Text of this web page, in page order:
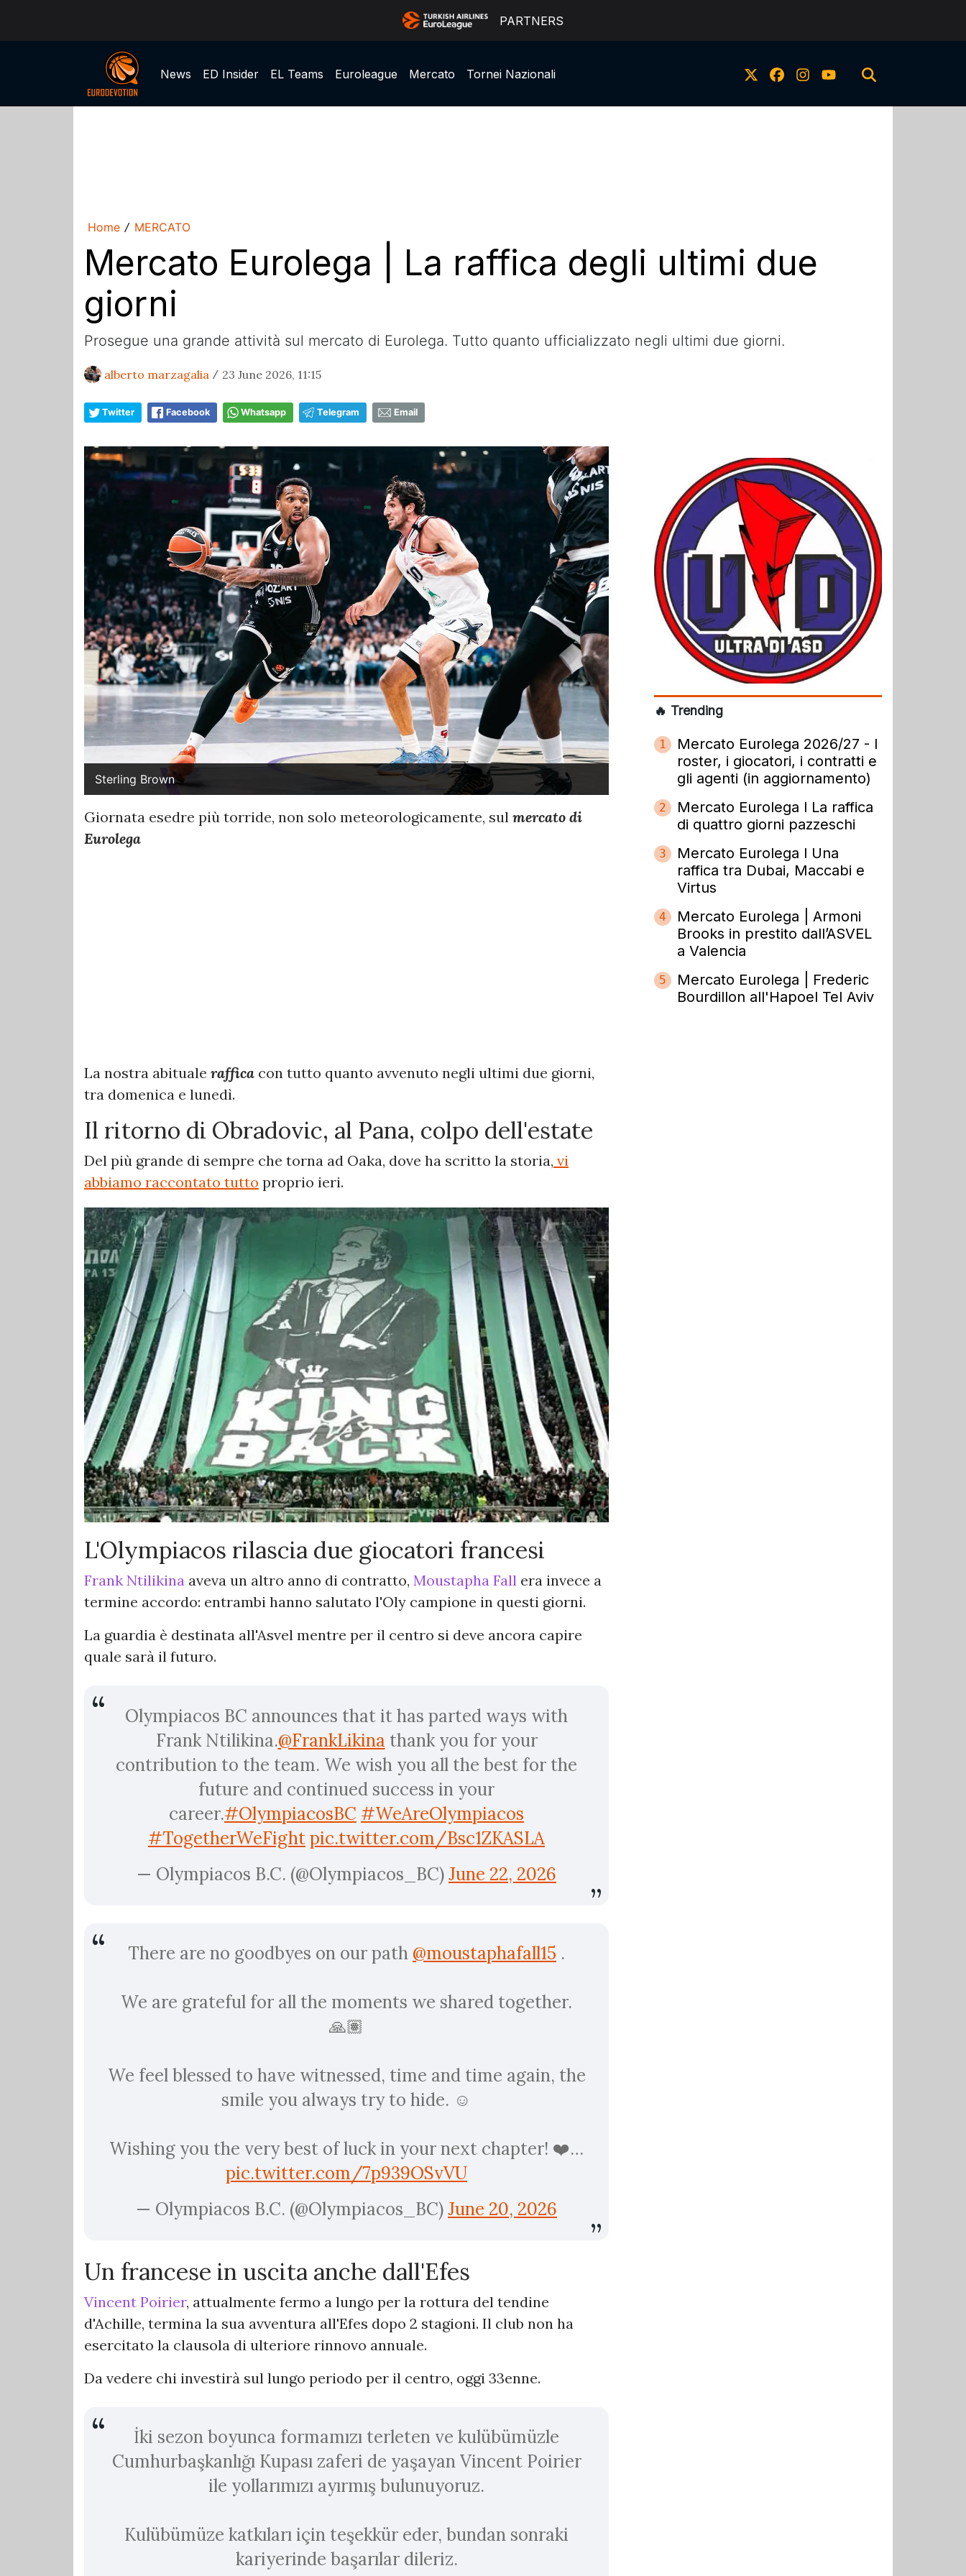
PARTNERS
News ED Insider EL Teams Euroleague Mercato Tornei Nazionali
Home / MERCATO
Mercato Eurolega | La raffica degli ultimi due
giorni
Prosegue una grande attività sul mercato di Eurolega. Tutto quanto ufficializzato negli ultimi due giorni.
alberto marzagalia / 23 June 2026, 11:15
Twitter Facebook Whatsapp Telegram Email
Sterling Brown
Giornata esedre più torride, non solo meteorologicamente, sul mercato di
Eurolega
La nostra abituale raffica con tutto quanto avvenuto negli ultimi due giorni,
tra domenica e lunedì.
Il ritorno di Obradovic, al Pana, colpo dell'estate
Del più grande di sempre che torna ad Oaka, dove ha scritto la storia, vi
abbiamo raccontato tutto proprio ieri.
L'Olympiacos rilascia due giocatori francesi
Frank Ntilikina aveva un altro anno di contratto, Moustapha Fall era invece a
termine accordo: entrambi hanno salutato l'Oly campione in questi giorni.
La guardia è destinata all'Asvel mentre per il centro si deve ancora capire
quale sarà il futuro.
Olympiacos BC announces that it has parted ways with
Frank Ntilikina.@FrankLikina thank you for your
contribution to the team. We wish you all the best for the
future and continued success in your
career.#OlympiacosBC #WeAreOlympiacos
#TogetherWeFightpic.twitter.com/Bsc1ZKASLA
— Olympiacos B.C. (@Olympiacos_BC)June 22, 2026
There are no goodbyes on our path @moustaphafall15 .
We are grateful for all the moments we shared together.
🙏🏽
We feel blessed to have witnessed, time and time again, the
smile you always try to hide. ☺️
Wishing you the very best of luck in your next chapter! ❤️…
pic.twitter.com/7p939OSvVU
— Olympiacos B.C. (@Olympiacos_BC)June 20, 2026
Un francese in uscita anche dall'Efes
Vincent Poirier, attualmente fermo a lungo per la rottura del tendine
d'Achille, termina la sua avventura all'Efes dopo 2 stagioni. Il club non ha
esercitato la clausola di ulteriore rinnovo annuale.
Da vedere chi investirà sul lungo periodo per il centro, oggi 33enne.
İki sezon boyunca formamızı terleten ve kulübümüzle
Cumhurbaşkanlığı Kupası zaferi de yaşayan Vincent Poirier
ile yollarımızı ayırmış bulunuyoruz.
Kulübümüze katkıları için teşekkür eder, bundan sonraki
kariyerinde başarılar dileriz.
🔥 Trending
1
Mercato Eurolega 2026/27 - I
roster, i giocatori, i contratti e
gli agenti (in aggiornamento)
2
Mercato Eurolega l La raffica
di quattro giorni pazzeschi
3
Mercato Eurolega l Una
raffica tra Dubai, Maccabi e
Virtus
4
Mercato Eurolega | Armoni
Brooks in prestito dall’ASVEL
a Valencia
5
Mercato Eurolega | Frederic
Bourdillon all'Hapoel Tel Aviv